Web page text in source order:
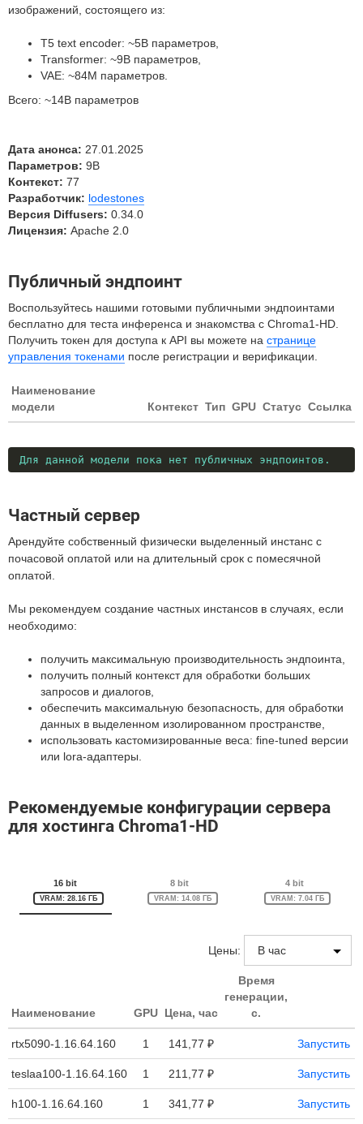
изображений, состоящего из:
T5 text encoder: ~5B параметров,
Transformer: ~9B параметров,
VAE: ~84M параметров.
Всего: ~14B параметров
Дата анонса: 27.01.2025
Параметров: 9B
Контекст: 77
Разработчик: lodestones
Версия Diffusers: 0.34.0
Лицензия: Apache 2.0
Публичный эндпоинт
Воспользуйтесь нашими готовыми публичными эндпоинтами
бесплатно для теста инференса и знакомства с Chroma1-HD.
Получить токен для доступа к API вы можете на странице
управления токенами после регистрации и верификации.
Наименование
модели
Контекст Тип GPU Статус Ссылка
Для данной модели пока нет публичных эндпоинтов.
Частный сервер
Арендуйте собственный физически выделенный инстанс с
почасовой оплатой или на длительный срок с помесячной
оплатой.
Мы рекомендуем создание частных инстансов в случаях, если
необходимо:
получить максимальную производительность эндпоинта,
получить полный контекст для обработки больших
запросов и диалогов,
обеспечить максимальную безопасность, для обработки
данных в выделенном изолированном пространстве,
использовать кастомизированные веса: fine-tuned версии
или lora-адаптеры.
Рекомендуемые конфигурации сервера
для хостинга Chroma1-HD
16 bit
VRAM: 28.16 ГБ
8 bit
VRAM: 14.08 ГБ
4 bit
VRAM: 7.04 ГБ
Цены:
Наименование GPU Цена, час
Время
генерации,
с.
rtx5090-1.16.64.160 1 141,77 ₽ Запустить
teslaa100-1.16.64.160 1 211,77 ₽ Запустить
h100-1.16.64.160 1 341,77 ₽ Запустить